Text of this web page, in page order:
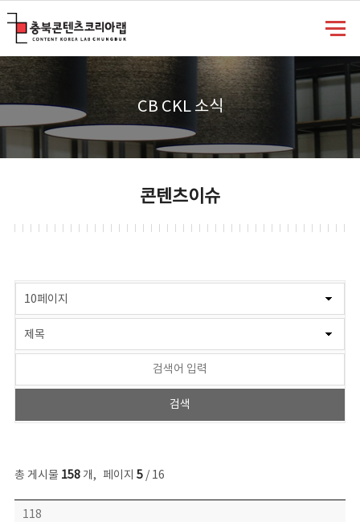
CB CKL 소식
콘텐츠이슈
총 게시물 158개, 페이지 5/ 16
콘텐츠이슈 목록 - 번호, 제목, 작성자, 파일, 조회수, 작성일 정보 제공
118